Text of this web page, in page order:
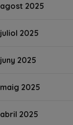
agost 2025
juliol 2025
juny 2025
maig 2025
abril 2025